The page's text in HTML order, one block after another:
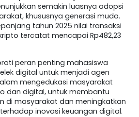
semakin luasnya adopsi
khususnya generasi muda.
tahun 2025 nilai transaksi
tercatat mencapai Rp482,23
peran penting mahasiswa
digital untuk menjadi agen
mengedukasi masyarakat
dan digital, untuk membantu
di masyarakat dan meningkatkan
inovasi keuangan digital.